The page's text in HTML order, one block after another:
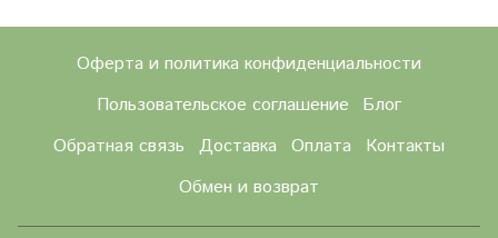
Оферта и политика конфиденциальности
Пользовательское соглашение
Блог
Обратная связь
Доставка Оплата
Контакты
Обмен и возврат